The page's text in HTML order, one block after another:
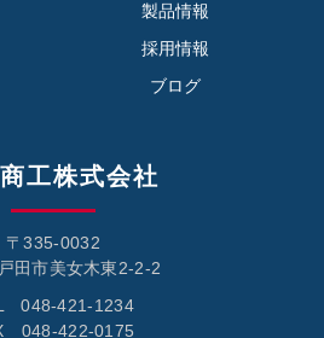
製品情報
採用情報
ブログ
工株式会社
〒335-0032
田市美女木東2-2-2
048-421-1234
048-422-0175